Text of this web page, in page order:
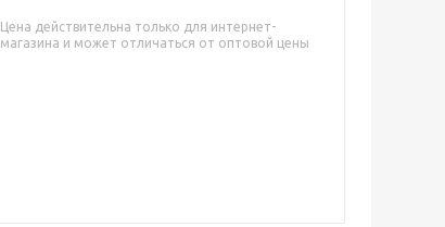
Цена действительна только для интернет-
магазина и может отличаться от оптовой цены